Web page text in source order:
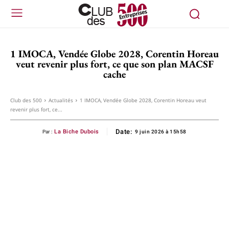
1 IMOCA, Vendée Globe 2028, Corentin Horeau
veut revenir plus fort, ce que son plan MACSF
cache
Club des 500 Actualités
1 IMOCA, Vendée Globe 2028, Corentin Horeau veut
revenir plus fort, ce...
Par : La Biche Dubois Date: 9 juin 2026 à 15h58